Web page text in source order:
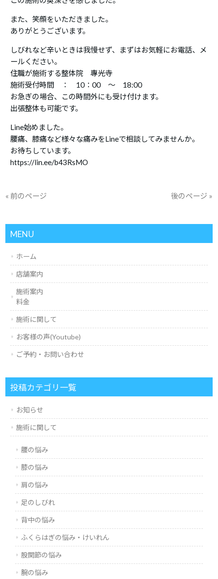
また、笑顔をいただきました。
ありがとうございます。
しびれなど辛いときは我慢せず、まずはお気軽にお電話、メ
ールください。
住職が施術する整体院 專光寺
施術受付時間 ： 10：00 ～ 18:00
お急ぎの場合、この時間外にも受け付けます。
出張整体も可能です。
Line始めました。
腰痛、膝痛など様々な痛みをLineで相談してみませんか。
お待ちしています。
https://lin.ee/b43RsMO
« 前のページ 後のページ »
MENU
ホーム
店舗案内
施術案内
料金
施術に関して
お客様の声(Youtube)
ご予約・お問い合わせ
投稿カテゴリ一覧
お知らせ
施術に関して
腰の悩み
膝の悩み
肩の悩み
足のしびれ
背中の悩み
ふくらはぎの悩み・けいれん
股関節の悩み
腕の悩み